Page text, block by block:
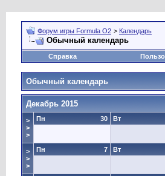
Форум игры Formula O2 > Календарь
Обычный календарь
Справка
Обычный календарь
Декабрь 2015
>
>
>
30
Пн Вт
>
>
>
7
Пн Вт